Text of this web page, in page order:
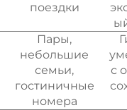
поездки
Пары,
небольшие
семьи,
гостиничные
номера
с